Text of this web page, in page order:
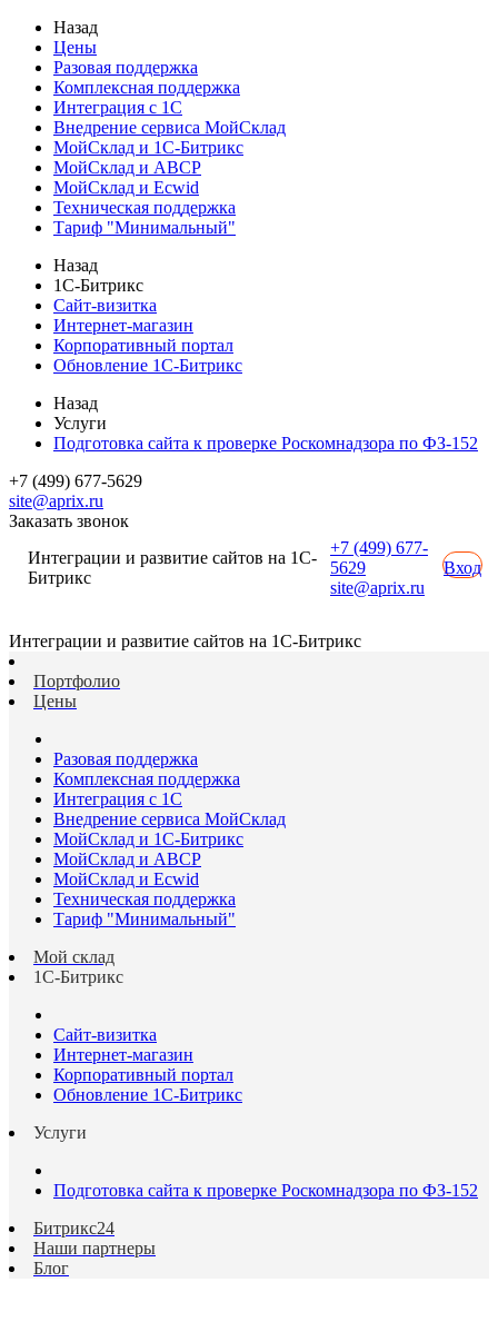
Назад
Цены
Разовая поддержка
Комплексная поддержка
Интеграция с 1С
Внедрение сервиса МойСклад
МойСклад и 1С-Битрикс
МойСклад и ABCP
МойСклад и Ecwid
Техническая поддержка
Тариф "Минимальный"
Назад
1С-Битрикс
Сайт-визитка
Интернет-магазин
Корпоративный портал
Обновление 1С-Битрикс
Назад
Услуги
Подготовка сайта к проверке Роскомнадзора по ФЗ-152
+7 (499) 677-5629
site@aprix.ru
Заказать звонок
Интеграции и развитие сайтов на 1С-
Битрикс
+7 (499) 677-
5629
site@aprix.ru
Вход
Интеграции и развитие сайтов на 1С-Битрикс
Портфолио
Цены
Разовая поддержка
Комплексная поддержка
Интеграция с 1С
Внедрение сервиса МойСклад
МойСклад и 1С-Битрикс
МойСклад и ABCP
МойСклад и Ecwid
Техническая поддержка
Тариф "Минимальный"
Мой склад
1С-Битрикс
Сайт-визитка
Интернет-магазин
Корпоративный портал
Обновление 1С-Битрикс
Услуги
Подготовка сайта к проверке Роскомнадзора по ФЗ-152
Битрикс24
Наши партнеры
Блог